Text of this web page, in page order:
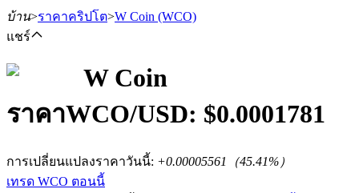
ฟิวเจอร์ส
บ้าน>ราคาคริปโต>W Coin (WCO)
แชร์
W Coin
ราคาWCO/USD: $0.0001781
การเปลี่ยนแปลงราคาวันนี้: +0.00005561 （45.41%）
เทรด WCO ตอนนี้